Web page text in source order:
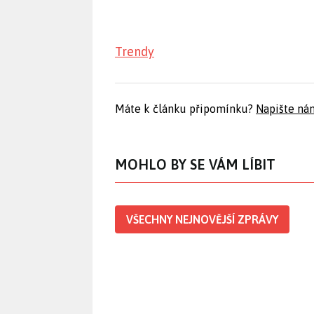
Trendy
Máte k článku připomínku? Napište
MOHLO BY SE VÁM LÍBIT
VŠECHNY NEJNOVĚJŠÍ ZPRÁVY